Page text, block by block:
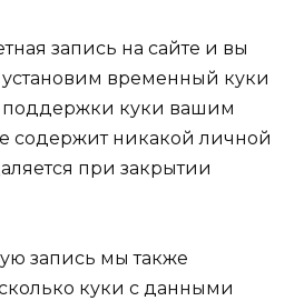
запись на сайте и вы
временный куки
куки вашим
содержит никакой личной
при закрытии
запись мы также
куки с данными